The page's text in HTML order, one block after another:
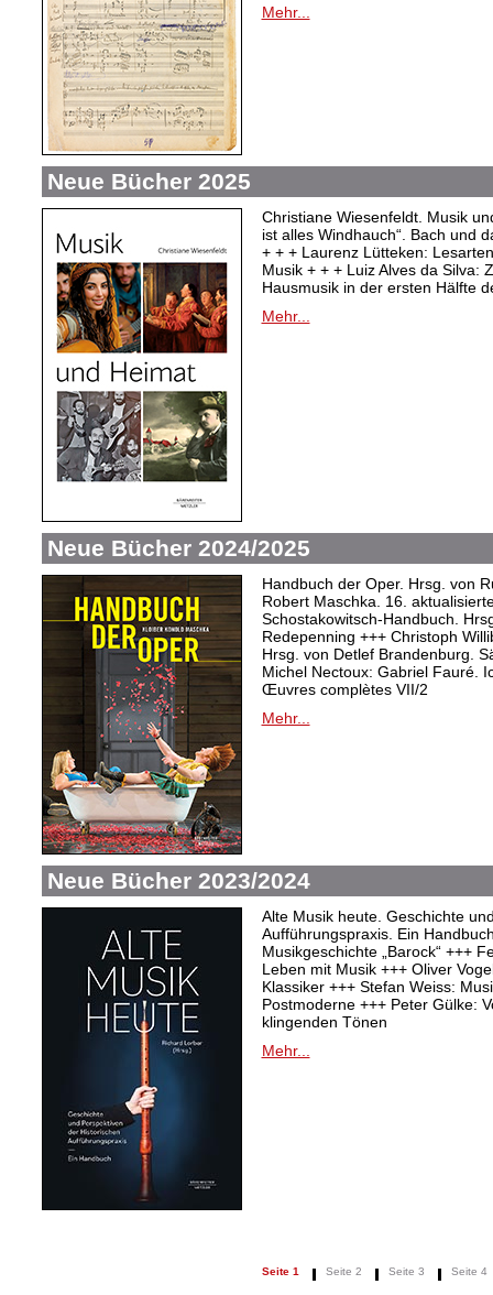
Mehr...
Neue Bücher 2025
Christiane Wiesenfeldt. Musik
ist alles Windhauch“. Bach und
+ + + Laurenz Lütteken:
Musik + + + Luiz Alves da Silva:
Hausmusik in der ersten Hälfte
Mehr...
Neue Bücher 2024/2025
Handbuch der Oper. Hrsg. von
Robert Maschka. 16.
Schostakowitsch-Handbuch.
Redepenning +++ Christoph
Hrsg. von Detlef Brandenburg.
Michel Nectoux: Gabriel Fauré.
Œuvres complètes VII/2
Mehr...
Neue Bücher 2023/2024
Alte Musik heute. Geschichte
Aufführungspraxis. Ein
Musikgeschichte „Barock“ +++
Leben mit Musik +++ Oliver
Klassiker +++ Stefan Weiss:
Postmoderne +++ Peter Gülke:
klingenden Tönen
Mehr...
Seite 1 Seite 2 Seite 3 Seite 4